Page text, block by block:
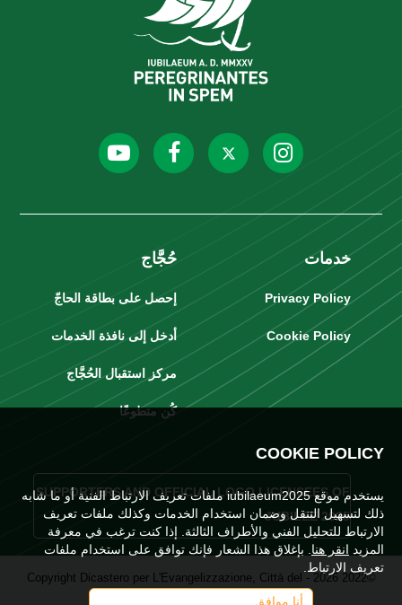
خدمات
Privacy Policy
Cookie Policy
حُجَّاج
إحصل على بطاقة الحاجّ
أدخل إلى نافذة الخدمات
مركز استقبال الحُجَّاج
كُن متطوعًا
SUPPORTERS AND OFFICIAL LOGO LICENSEES OF
JUBILEE 2025
©2022 2026 - Copyright Dicastero per L'Evangelizzazione, Città del
Vaticano. Tutti i diritti sono riservati.
COOKIE POLICY
يستخدم موقع iubilaeum2025 ملفات تعريف الارتباط الفنية أو ما شابه
ذلك لتسهيل التنقل وضمان استخدام الخدمات وكذلك ملفات تعريف
الارتباط للتحليل الفني والأطراف الثالثة. إذا كنت ترغب في معرفة
المزيد انقر هنا . بإغلاق هذا الشعار فإنك توافق على استخدام ملفات
تعريف الارتباط.
أنا موافق